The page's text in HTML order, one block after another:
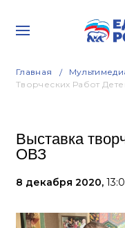
Главная
Творческих Работ
Выставка
ОВЗ
8 декабря 2020,